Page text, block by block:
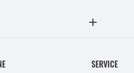
SERVICE